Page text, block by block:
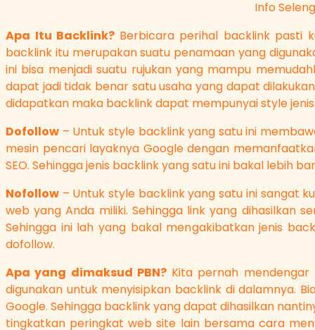
Info
Apa Itu Backlink? Berbicara perihal backlink pasti
backlink itu merupakan suatu penamaan yang
ini bisa menjadi suatu rujukan yang mampu
dapat jadi tidak benar satu usaha yang dapat
didapatkan maka backlink dapat mempunyai style
Dofollow – Untuk style backlink yang satu ini
mesin pencari layaknya Google dengan
SEO. Sehingga jenis backlink yang satu ini bakal lebih
Nofollow – Untuk style backlink yang satu ini sangat
web yang Anda miliki. Sehingga link yang dihasilkan
Sehingga ini lah yang bakal mengakibatkan jenis
dofollow.
Apa yang dimaksud PBN? Kita pernah mendengar
digunakan untuk menyisipkan backlink di dalamnya.
Google. Sehingga backlink yang dapat dihasilkan
tingkatkan peringkat web site lain bersama cara